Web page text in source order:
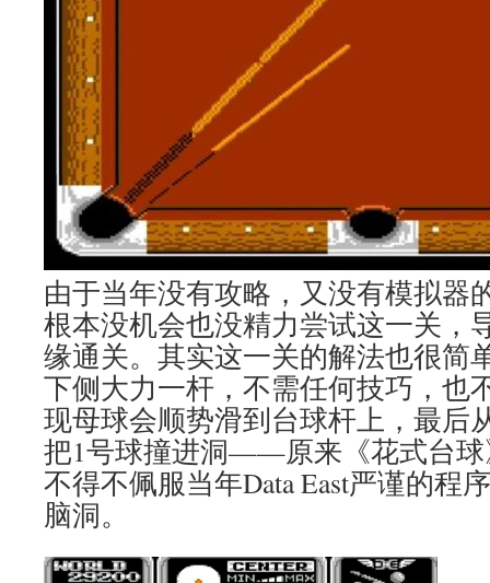
由于当年没有攻略，又没有模拟器
根本没机会也没精力尝试这一关，
缘通关。其实这一关的解法也很简
下侧大力一杆，不需任何技巧，也
现母球会顺势滑到台球杆上，最后
把1号球撞进洞——原来《花式台球
不得不佩服当年Data East严谨的程
脑洞。